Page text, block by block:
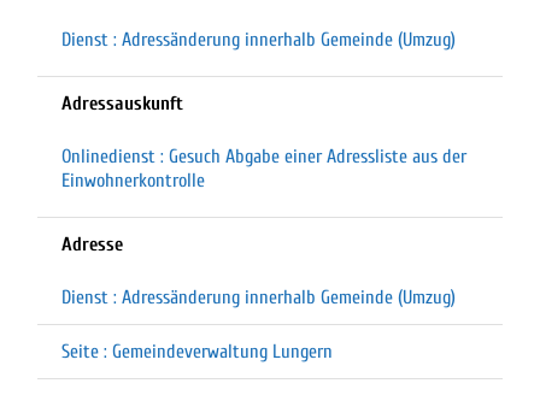
Dienst : Adressänderung innerhalb Gemeinde (Umzug)
Adressauskunft
Onlinedienst : Gesuch Abgabe einer Adressliste aus der
Einwohnerkontrolle
Adresse
Dienst : Adressänderung innerhalb Gemeinde (Umzug)
Seite : Gemeindeverwaltung Lungern